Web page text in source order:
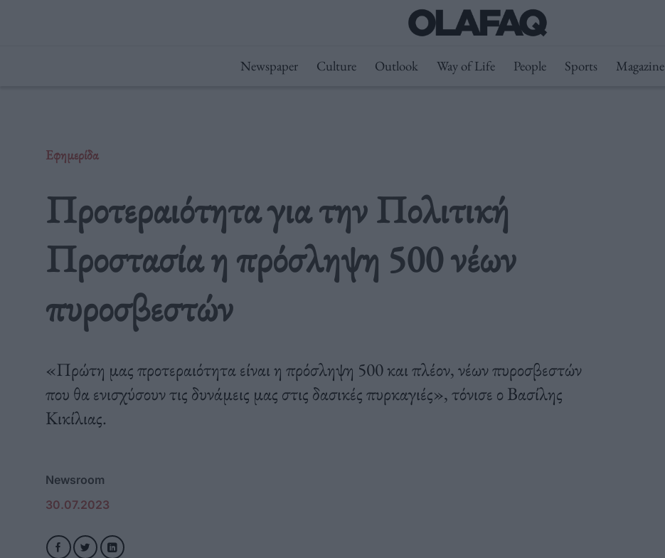
Newspaper Culture Outlook Way of Life People Sports Magazine
Εφημερίδα
Προτεραιότητα για την Πολιτική
Προστασία η πρόσληψη 500 νέων
πυροσβεστών
«Πρώτη μας προτεραιότητα είναι η πρόσληψη 500 και πλέον, νέων πυροσβεστών
που θα ενισχύσουν τις δυνάμεις μας στις δασικές πυρκαγιές», τόνισε ο Βασίλης
Κικίλιας.
Newsroom
30.07.2023